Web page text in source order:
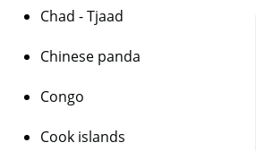
Zilver
Chad - Tjaad
Chinese panda
Congo
Cook islands